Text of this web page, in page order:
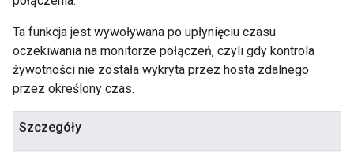
Ta funkcja jest wywoływana po upłynięciu czasu
oczekiwania na monitorze połączeń, czyli gdy kontrola
żywotności nie została wykryta przez hosta zdalnego
przez określony czas.
Szczegóły